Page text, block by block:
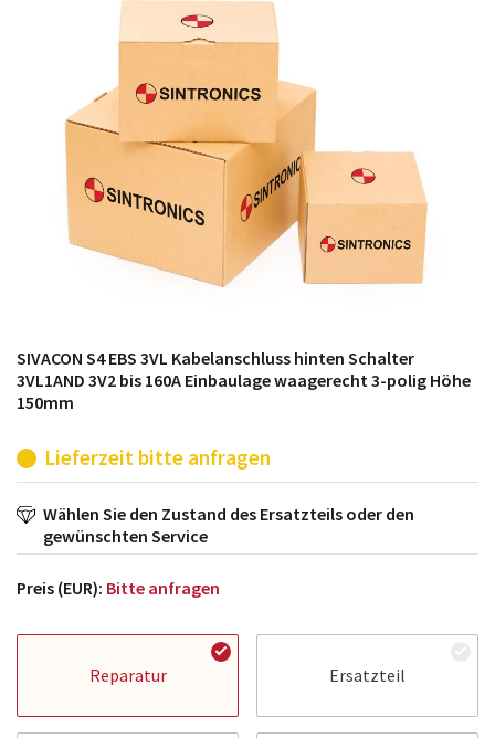
möglich. SINTRONICS ist dann ihr Partner, der
entweder die alten Baugruppen technisch hochwertig
repariert oder ihnen die abgekündigten Baugruppen
aus dem eigenen Lager ersetzt.
SIVACON S4 EBS 3VL Kabelanschluss hinten Schalter
3VL1AND 3V2 bis 160A Einbaulage waagerecht 3-polig Höhe
150mm
Lieferzeit bitte anfragen
Wählen Sie den Zustand des Ersatzteils oder den
gewünschten Service
Preis (EUR): Bitte anfragen
Reparatur Ersatzteil